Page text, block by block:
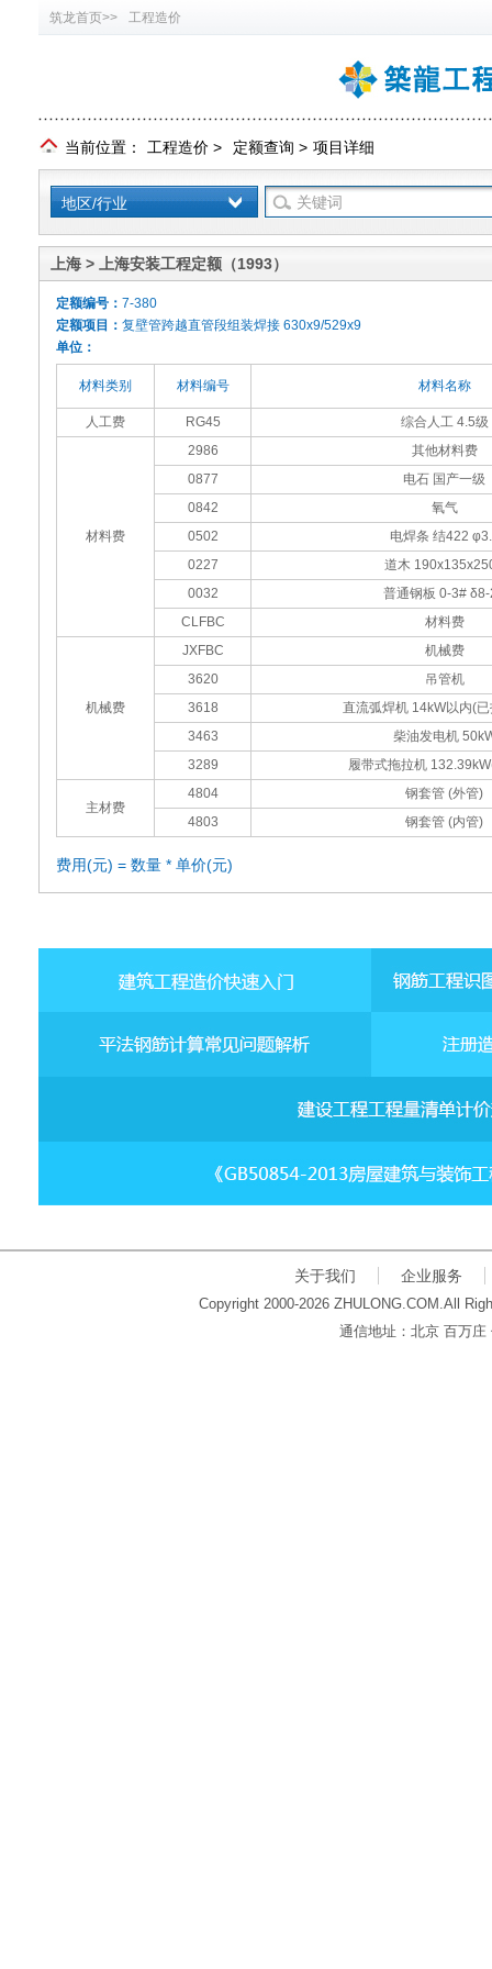
筑龙首页>> 工程造价
当前位置： 工程造价 > 定额查询 > 项目详细
地区/行业
上海 > 上海安装工程定额（1993）
定额编号： 7-380
定额项目： 复壁管跨越直管段组装焊接 630x9/529x9
单位：
材料类别 材料编号 材料名称
人工费 RG45 综合人工 4.5级
材料费
2986
其他材料费
0877
电石 国产一级
0842
氧气
0502
电焊条 结422
0227
道木
0032
普通钢板 0-3#
CLFBC
材料费
机械费
JXFBC
机械费
3620
吊管机
3618
直流弧焊机 14kW以内(
3463
柴油发电机
3289
履带式拖拉机
主材费
4804
钢套管 (外管)
4803
钢套管 (内管)
费用(元) = 数量 * 单价(元)
关于我们 企业服务
Copyright 2000-2026 ZHULONG.COM.All
通信地址：北京 百万